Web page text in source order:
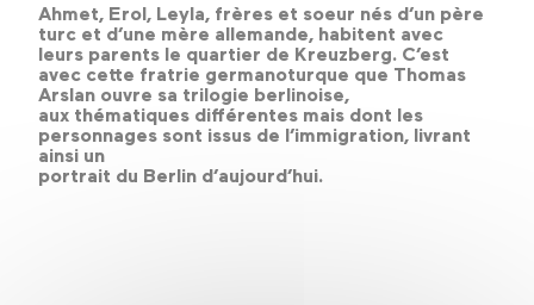
Ahmet, Erol, Leyla, frères et soeur nés d’un père
turc et d’une mère allemande, habitent avec
leurs parents le quartier de Kreuzberg. C’est
avec cette fratrie germanoturque que Thomas
Arslan ouvre sa trilogie berlinoise,
aux thématiques différentes mais dont les
personnages sont issus de l’immigration, livrant
ainsi un
portrait du Berlin d’aujourd’hui.